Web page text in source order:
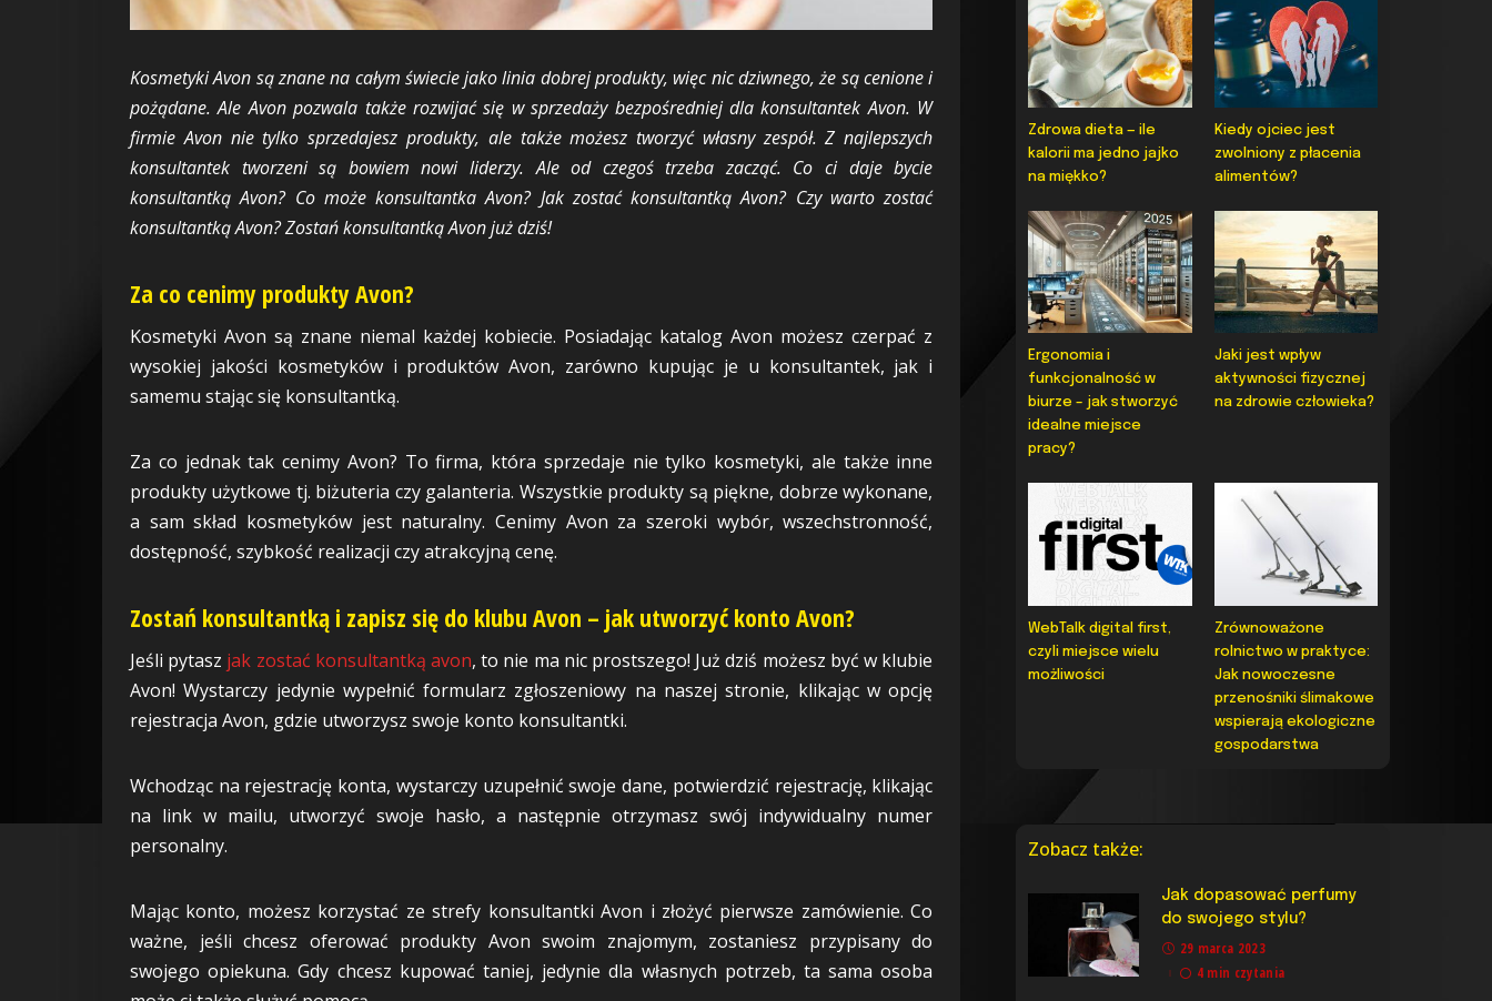
Kosmetyki Avon są znane na całym świecie jako linia dobrej produkty, więc nic dziwnego, że są cenione i
pożądane. Ale Avon pozwala także rozwijać się w sprzedaży bezpośredniej dla konsultantek Avon. W
firmie Avon nie tylko sprzedajesz produkty, ale także możesz tworzyć własny zespół. Z najlepszych
konsultantek tworzeni są bowiem nowi liderzy. Ale od czegoś trzeba zacząć. Co ci daje bycie
konsultantką Avon? Co może konsultantka Avon? Jak zostać konsultantką Avon? Czy warto zostać
konsultantką Avon? Zostań konsultantką Avon już dziś!
Za co cenimy produkty Avon?
Kosmetyki Avon są znane niemal każdej kobiecie. Posiadając katalog Avon możesz czerpać z
wysokiej jakości kosmetyków i produktów Avon, zarówno kupując je u konsultantek, jak i
samemu stając się konsultantką.
Za co jednak tak cenimy Avon? To firma, która sprzedaje nie tylko kosmetyki, ale także inne
produkty użytkowe tj. biżuteria czy galanteria. Wszystkie produkty są piękne, dobrze wykonane,
a sam skład kosmetyków jest naturalny. Cenimy Avon za szeroki wybór, wszechstronność,
dostępność, szybkość realizacji czy atrakcyjną cenę.
Zostań konsultantką i zapisz się do klubu Avon – jak utworzyć konto Avon?
Jeśli pytasz jak zostać konsultantką avon, to nie ma nic prostszego! Już dziś możesz być w klubie
Avon! Wystarczy jedynie wypełnić formularz zgłoszeniowy na naszej stronie, klikając w opcję
rejestracja Avon, gdzie utworzysz swoje konto konsultantki.
Wchodząc na rejestrację konta, wystarczy uzupełnić swoje dane, potwierdzić rejestrację, klikając
na link w mailu, utworzyć swoje hasło, a następnie otrzymasz swój indywidualny numer
personalny.
Mając konto, możesz korzystać ze strefy konsultantki Avon i złożyć pierwsze zamówienie. Co
ważne, jeśli chcesz oferować produkty Avon swoim znajomym, zostaniesz przypisany do
swojego opiekuna. Gdy chcesz kupować taniej, jedynie dla własnych potrzeb, ta sama osoba
Zdrowa dieta — ile
kalorii ma jedno jajko
na miękko?
Kiedy ojciec jest
zwolniony z płacenia
alimentów?
Ergonomia i
funkcjonalność w
biurze – jak stworzyć
idealne miejsce
pracy?
Jaki jest wpływ
aktywności fizycznej
na zdrowie człowieka?
WebTalk digital first,
czyli miejsce wielu
możliwości
Zrównoważone
rolnictwo w praktyce:
Jak nowoczesne
przenośniki ślimakowe
wspierają ekologiczne
gospodarstwa
Zobacz także:
Jak dopasować perfumy
do swojego stylu?
29 marca 2023
4 min czytania